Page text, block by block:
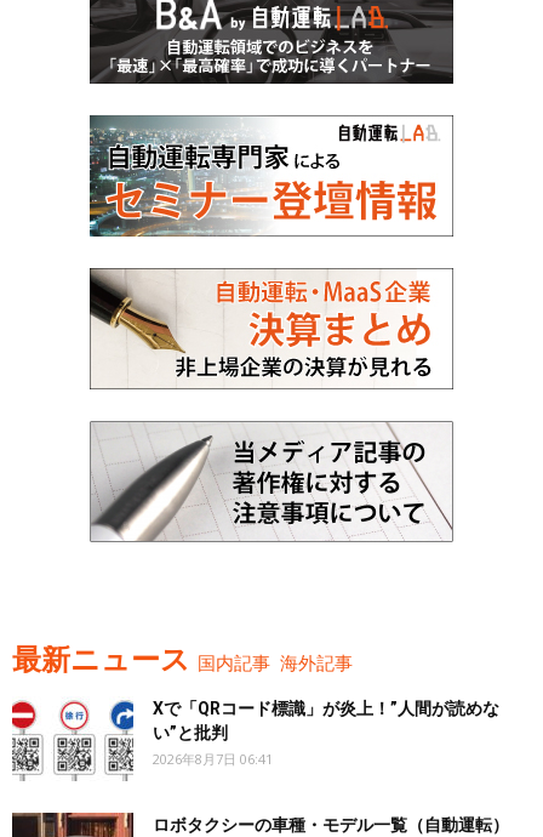
最新ニュース 国内記事 海外記事
Xで「QRコード標識」が炎上！”人間が読めな
い”と批判
2026年8月7日 06:41
ロボタクシーの車種・モデル一覧（自動運転）